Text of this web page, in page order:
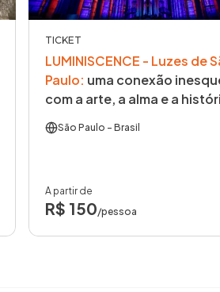
TICKET
LUMINISCENCE - Luzes de
Paulo: uma conexão
com a arte, a alma e a
São Paulo - Brasil
A partir de
R$ 150/pessoa